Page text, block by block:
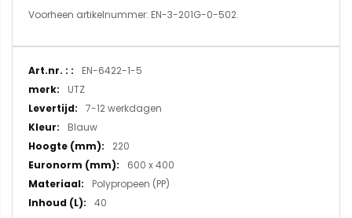
Voorheen artikelnummer: EN-3-201G-0-502.
Meer
informatie
EN-6422-1-5
UTZ
7-12 werkdagen
Blauw
220
600 x 400
Polypropeen (PP)
40